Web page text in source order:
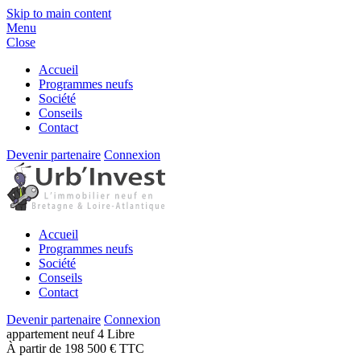
Skip to main content
Menu
Close
Accueil
Programmes neufs
Société
Conseils
Contact
Devenir partenaire Connexion
Accueil
Programmes neufs
Société
Conseils
Contact
Devenir partenaire Connexion
appartement neuf4 Libre
À partir de 198 500 € TTC